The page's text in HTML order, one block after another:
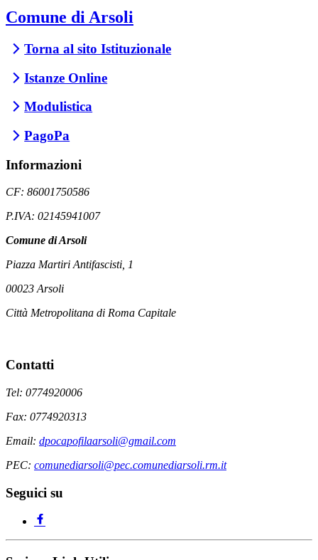
Comune di Arsoli
Torna al sito Istituzionale
Istanze Online
Modulistica
PagoPa
Informazioni
CF: 86001750586
P.IVA: 02145941007
Comune di Arsoli
Piazza Martiri Antifascisti, 1
00023 Arsoli
Città Metropolitana di Roma Capitale
Contatti
Tel: 0774920006
Fax: 0774920313
Email: dpocapofilaarsoli@gmail.com
PEC: comunediarsoli@pec.comunediarsoli.rm.it
Seguici su